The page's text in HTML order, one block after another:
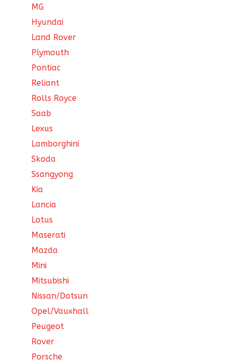
MG
Hyundai
Land Rover
Plymouth
Pontiac
Reliant
Rolls Royce
Saab
Lexus
Lamborghini
Skoda
Ssangyong
Kia
Lancia
Lotus
Maserati
Mazda
Mini
Mitsubishi
Nissan/Datsun
Opel/Vauxhall
Peugeot
Rover
Porsche